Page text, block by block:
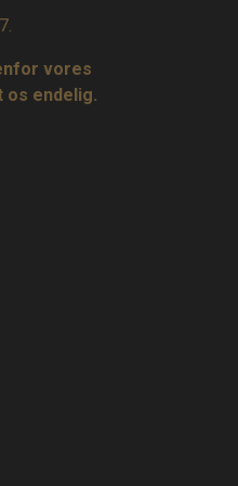
vores
os endelig.